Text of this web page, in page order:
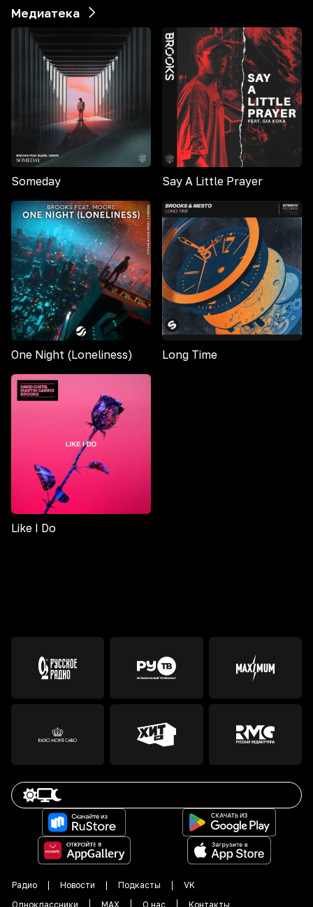
Медиатека
Someday Say A Little Prayer
One Night (Loneliness) Long Time
Like I Do
Радио Новости Подкасты
VK
Одноклассники
MAX О нас Контакты